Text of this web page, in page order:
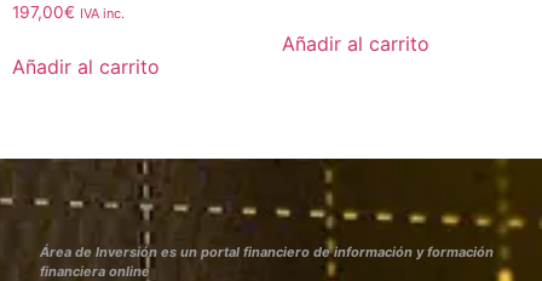
197,00€ IVA inc.
Añadir al carrito
Añadir al carrito
Área de Inversión es un portal financiero de información y formación
financiera online